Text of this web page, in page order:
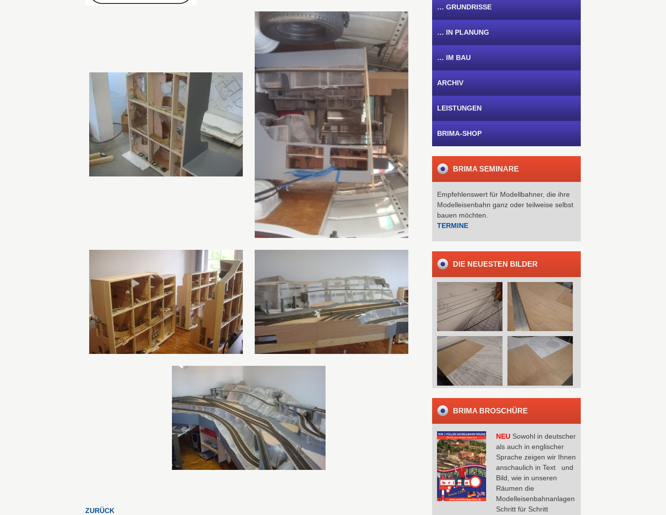
ZURÜCK
… GRUNDRISSE
… IN PLANUNG
… IM BAU
ARCHIV
LEISTUNGEN
BRIMA-SHOP
BRIMA SEMINARE
Empfehlenswert für Modellbahner, die ihre
Modelleisenbahn ganz oder teilweise selbst
bauen möchten.
TERMINE
DIE NEUESTEN BILDER
BRIMA BROSCHÜRE
NEU Sowohl in deutscher
als auch in englischer
Sprache zeigen wir Ihnen
anschaulich in Text und
Bild, wie in unseren
Räumen die
Modelleisenbahnanlagen
Schritt für Schritt